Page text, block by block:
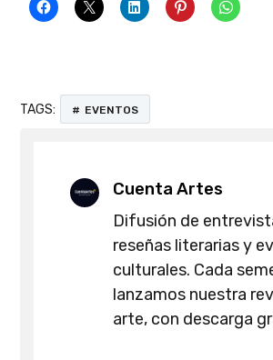
TAGS: EVENTOS
Cuenta Artes
Difusión de
reseñas literarias y
culturales. Cada
lanzamos nuestra
arte, con descarga